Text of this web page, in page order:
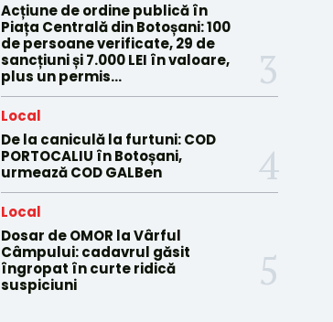
Acțiune de ordine publică în
Piața Centrală din Botoșani: 100
de persoane verificate, 29 de
sancțiuni și 7.000 LEI în valoare,
plus un permis...
Local
De la caniculă la furtuni: COD
PORTOCALIU în Botoșani,
urmează COD GALBen
Local
Dosar de OMOR la Vârful
Câmpului: cadavrul găsit
îngropat în curte ridică
suspiciuni